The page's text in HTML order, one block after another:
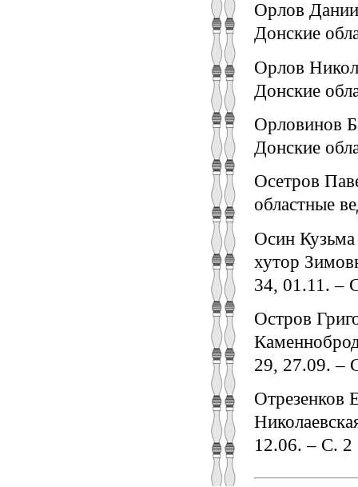
Орлов
Донские
Орлов
Донские
Орловинов
Донские
Осетров
областные
Осин
хутор
34, 01.11. –
Остров
29, 27.09. –
Отрезенков
12.06. – С. 2